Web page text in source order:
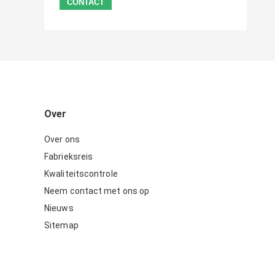
Over
Over ons
Fabrieksreis
Kwaliteitscontrole
Neem contact met ons op
Nieuws
Sitemap